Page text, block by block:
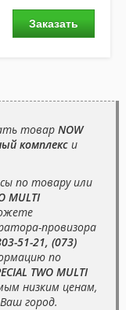
Заказать
товар NOW
комплекс и
по товару или
MULTI
провизора
51-21, (073)
по
TWO MULTI
низким ценам,
город.